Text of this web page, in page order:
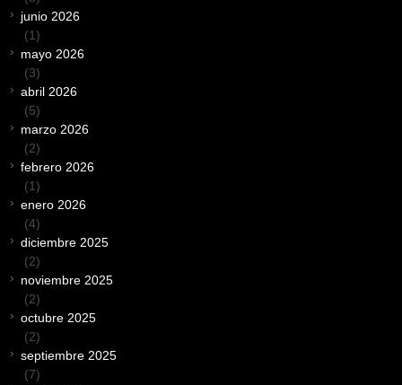
junio 2026
(1)
mayo 2026
(3)
abril 2026
(5)
marzo 2026
(2)
febrero 2026
(1)
enero 2026
(4)
diciembre 2025
(2)
noviembre 2025
(2)
octubre 2025
(2)
septiembre 2025
(7)